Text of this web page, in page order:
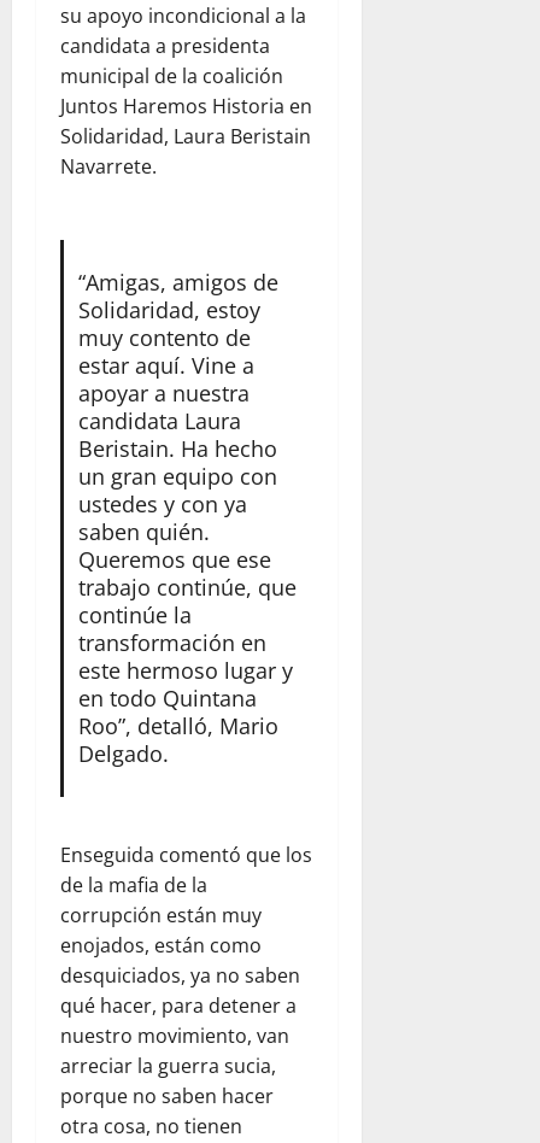
su apoyo incondicional a la
candidata a presidenta
municipal de la coalición
Juntos Haremos Historia en
Solidaridad, Laura Beristain
Navarrete.
“Amigas, amigos de
Solidaridad, estoy
muy contento de
estar aquí. Vine a
apoyar a nuestra
candidata Laura
Beristain. Ha hecho
un gran equipo con
ustedes y con ya
saben quién.
Queremos que ese
trabajo continúe, que
continúe la
transformación en
este hermoso lugar y
en todo Quintana
Roo”, detalló, Mario
Delgado.
Enseguida comentó que los
de la mafia de la
corrupción están muy
enojados, están como
desquiciados, ya no saben
qué hacer, para detener a
nuestro movimiento, van
arreciar la guerra sucia,
porque no saben hacer
otra cosa, no tienen